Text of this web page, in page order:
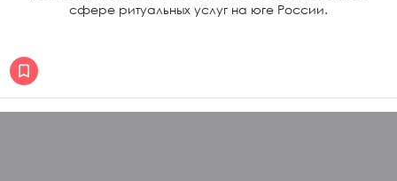
сфере ритуальных услуг на юге России.